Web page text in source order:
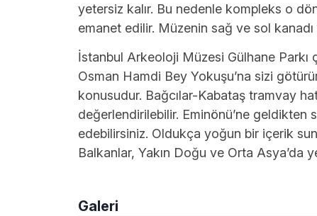
yetersiz kalır. Bu nedenle kompleks o
emanet edilir. Müzenin sağ ve sol
İstanbul Arkeoloji Müzesi Gülhane Parkı
Osman Hamdi Bey Yokuşu’na sizi
konusudur. Bağcılar-Kabataş tramvay
değerlendirilebilir. Eminönü’ne geldikten
edebilirsiniz. Oldukça yoğun bir içerik
Balkanlar, Yakın Doğu ve Orta Asya’da
Galeri